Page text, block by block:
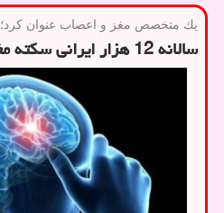
یك متخصص مغز و اعصاب عنوان كرد؛
سالانه 12 هزار ایرانی سکته مغزی می کنند